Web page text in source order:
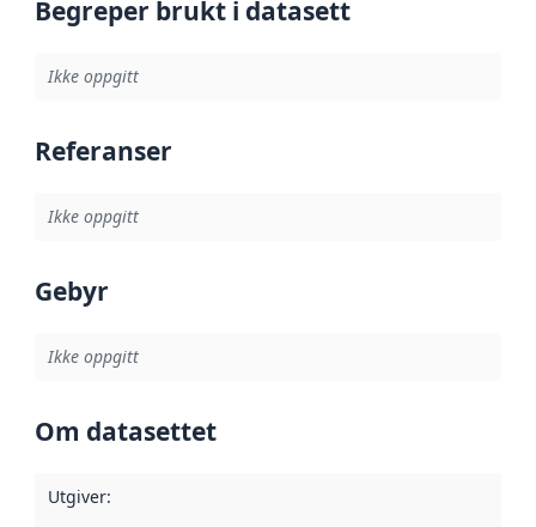
Begreper brukt i datasett
Ikke oppgitt
Referanser
Ikke oppgitt
Gebyr
Ikke oppgitt
Om datasettet
Utgiver: